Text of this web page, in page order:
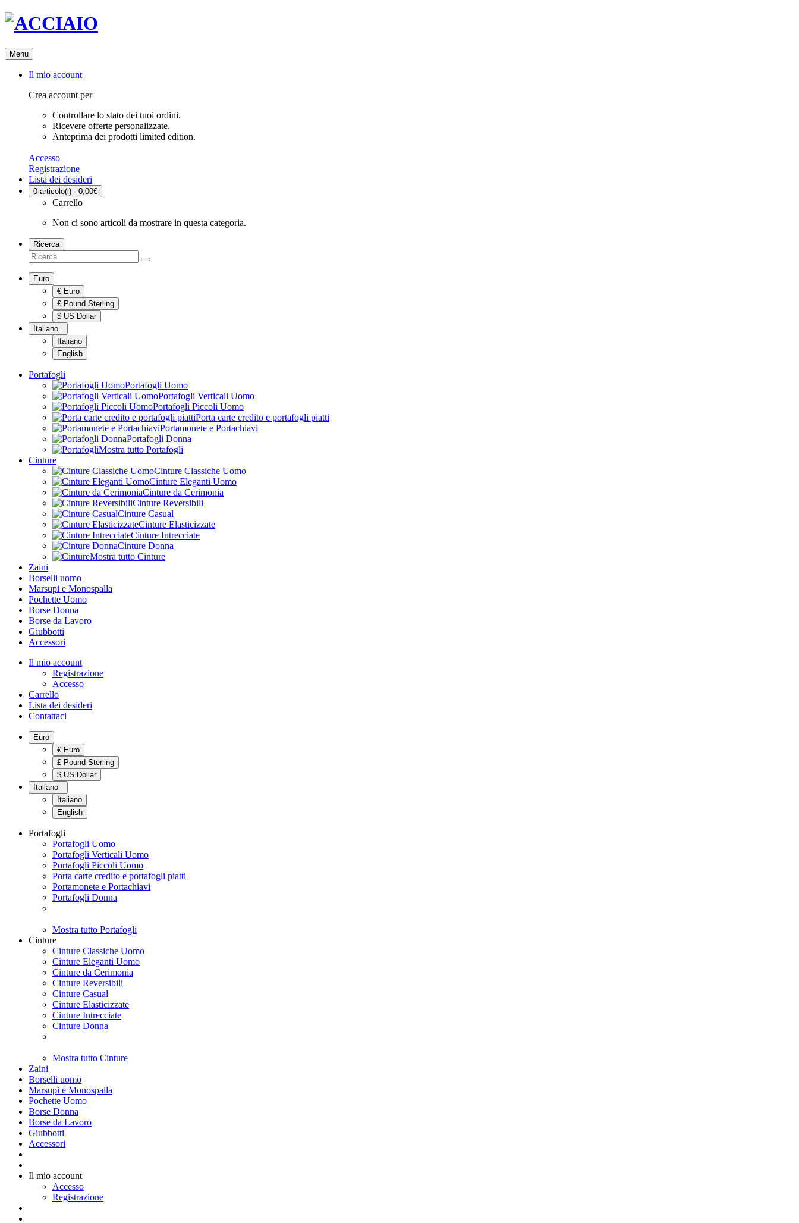
Menu
Il mio account
Crea account per
Controllare lo stato dei tuoi ordini.
Ricevere offerte personalizzate.
Anteprima dei prodotti limited edition.
Accesso
Registrazione
Lista dei desideri
0 articolo(i) - 0,00€
Carrello
Non ci sono articoli da mostrare in questa categoria.
Ricerca
Euro
€ Euro
£ Pound Sterling
$ US Dollar
Italiano
Italiano
English
Portafogli
Portafogli Uomo
Portafogli Verticali Uomo
Portafogli Piccoli Uomo
Porta carte credito e portafogli piatti
Portamonete e Portachiavi
Portafogli Donna
Mostra tutto Portafogli
Cinture
Cinture Classiche Uomo
Cinture Eleganti Uomo
Cinture da Cerimonia
Cinture Reversibili
Cinture Casual
Cinture Elasticizzate
Cinture Intrecciate
Cinture Donna
Mostra tutto Cinture
Zaini
Borselli uomo
Marsupi e Monospalla
Pochette Uomo
Borse Donna
Borse da Lavoro
Giubbotti
Accessori
Il mio account
Registrazione
Accesso
Carrello
Lista dei desideri
Contattaci
Euro
€ Euro
£ Pound Sterling
$ US Dollar
Italiano
Italiano
English
Portafogli
Portafogli Uomo
Portafogli Verticali Uomo
Portafogli Piccoli Uomo
Porta carte credito e portafogli piatti
Portamonete e Portachiavi
Portafogli Donna
Mostra tutto Portafogli
Cinture
Cinture Classiche Uomo
Cinture Eleganti Uomo
Cinture da Cerimonia
Cinture Reversibili
Cinture Casual
Cinture Elasticizzate
Cinture Intrecciate
Cinture Donna
Mostra tutto Cinture
Zaini
Borselli uomo
Marsupi e Monospalla
Pochette Uomo
Borse Donna
Borse da Lavoro
Giubbotti
Accessori
Il mio account
Accesso
Registrazione